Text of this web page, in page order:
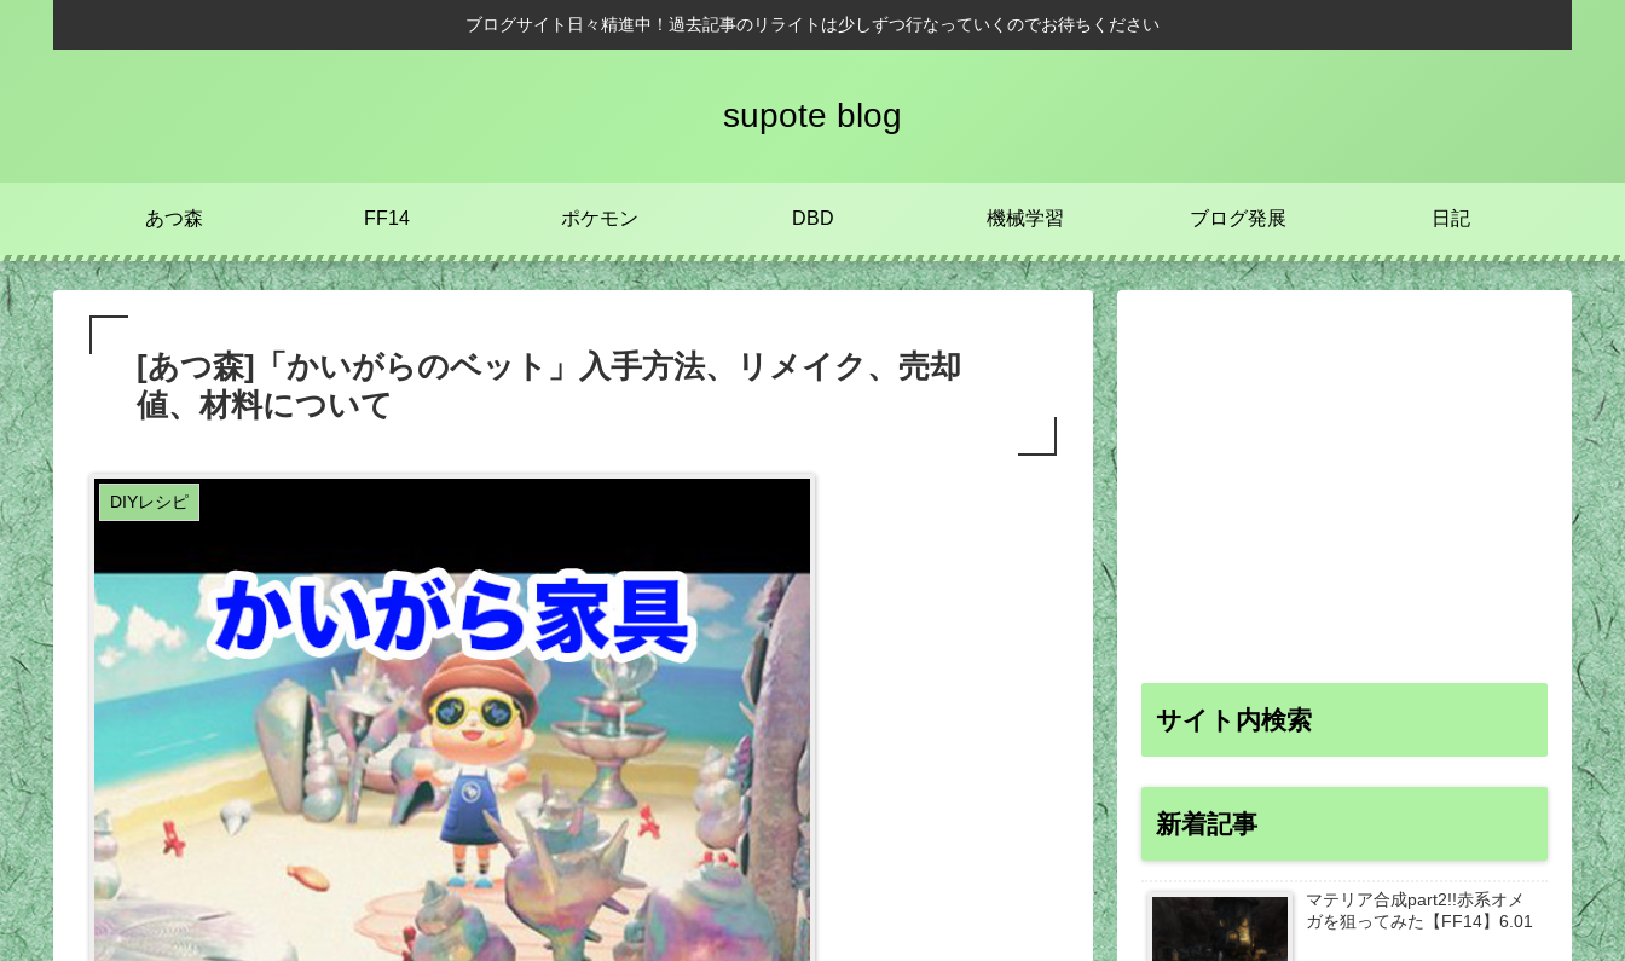
ブログサイト日々精進中！過去記事のリライトは少しずつ行なっていくのでお待ちください
supote blog
あつ森 FF14 ポケモン DBD 機械学習 ブログ発展 日記
[あつ森]「かいがらのベット」入手方法、リメイク、売却
値、材料について
DIYレシピ
サイト内検索
新着記事
マテリア合成part2!!赤系オメ
ガを狙ってみた【FF14】6.01